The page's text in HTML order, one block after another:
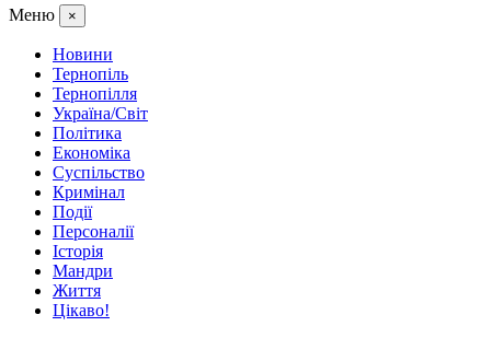
Меню ×
Новини
Тернопіль
Тернопілля
Україна/Світ
Політика
Економіка
Суспільство
Кримінал
Події
Персоналії
Історія
Мандри
Життя
Цікаво!